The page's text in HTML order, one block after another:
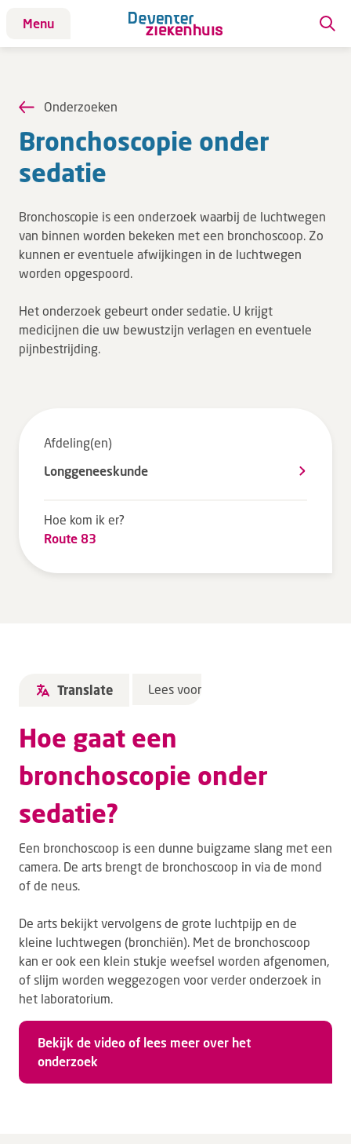
Menu
Patiënt
Afdelingen
Afspraak maken
Bloedafname
Kinderwebsite
Onderzoeken
Polikliniekbezoek
Specialisten
Wachttijden
Werken bij DZ
MijnDZ
Onderzoeken
Bron­cho­sco­pie onder
sedatie
Bronchoscopie is een onderzoek waarbij de luchtwegen
van binnen worden bekeken met een bronchoscoop. Zo
kunnen er eventuele afwijkingen in de luchtwegen
worden opgespoord.
Het onderzoek gebeurt onder sedatie. U krijgt
medicijnen die uw bewustzijn verlagen en eventuele
pijnbestrijding.
Afdeling(en)
Longgeneeskunde
Hoe kom ik er?
Route 83
Translate Lees voor
Hoe gaat een
bronchoscopie onder
sedatie?
Een bronchoscoop is een dunne buigzame slang met een
camera. De arts brengt de bronchoscoop in via de mond
of de neus.
De arts bekijkt vervolgens de grote luchtpijp en de
kleine luchtwegen (bronchiën). Met de bronchoscoop
kan er ook een klein stukje weefsel worden afgenomen,
of slijm worden weggezogen voor verder onderzoek in
het laboratorium.
Bekijk de video of lees meer over het
onderzoek